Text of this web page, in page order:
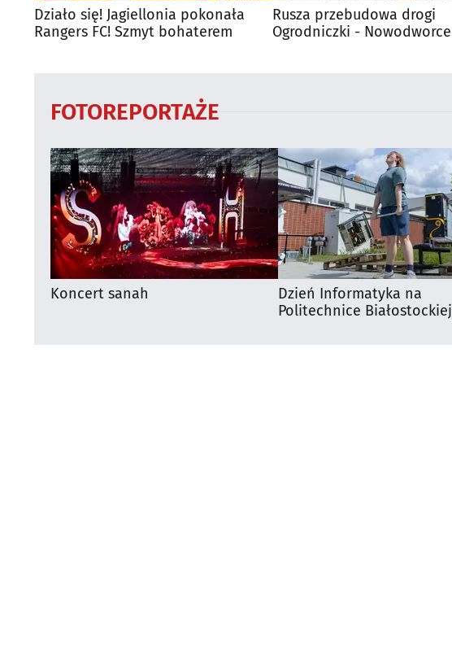
Działo się! Jagiellonia pokonała
Rangers FC! Szmyt bohaterem
Rusza przebudowa drogi
Ogrodniczki - Nowodworce
FOTOREPORTAŻE
Koncert sanah
Dzień Informatyka na
Politechnice Białostockiej